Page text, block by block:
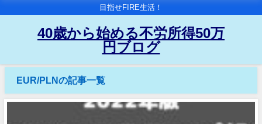
目指せFIRE生活！
40歳から始める不労所得50万
円ブログ
EUR/PLNの記事一覧